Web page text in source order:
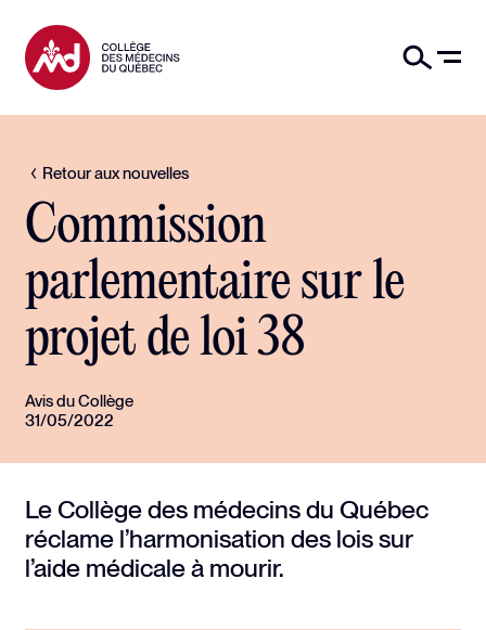
Retour aux nouvelles
Commission
parlementaire sur le
projet de loi 38
Avis du Collège
31/05/2022
Le Collège des médecins du Québec
réclame l’harmonisation des lois sur
l’aide médicale à mourir.